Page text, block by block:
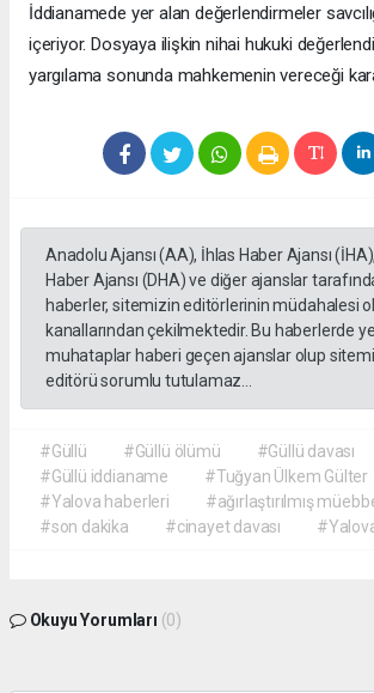
İddianamede yer alan değerlendirmeler
içeriyor. Dosyaya ilişkin nihai hukuki
yargılama sonunda mahkemenin vereceği
Anadolu Ajansı (AA), İhlas Haber Ajansı
Haber Ajansı (DHA) ve diğer ajanslar
haberler, sitemizin editörlerinin müdahalesi
kanallarından çekilmektedir. Bu haberlerde
muhataplar haberi geçen ajanslar olup
editörü sorumlu tutulamaz...
#Güllü #Güllü ölümü
#Güllü davası
#Güllü iddianame
#Tuğyan Ülkem Gülter
#Yalova haberleri
#ağırlaştırılmış
#son dakika
#cinayet davası
Okuyu Yorumları (0)